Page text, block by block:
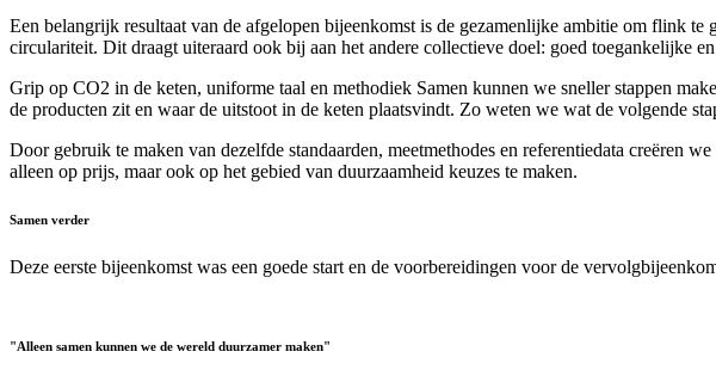
Een belangrijk resultaat van de afgelopen bijeenkomst is de gezamenlijke ambitie om flink
circulariteit. Dit draagt uiteraard ook bij aan het andere collectieve doel: goed toegankelijke
Grip op CO2 in de keten, uniforme taal en methodiek Samen kunnen we sneller stappen
de producten zit en waar de uitstoot in de keten plaatsvindt. Zo weten we wat de volgende
Door gebruik te maken van dezelfde standaarden, meetmethodes en referentiedata creëren
alleen op prijs, maar ook op het gebied van duurzaamheid keuzes te maken.
Samen verder
Deze eerste bijeenkomst was een goede start en de voorbereidingen voor de
"Alleen samen kunnen we de wereld duurzamer maken"